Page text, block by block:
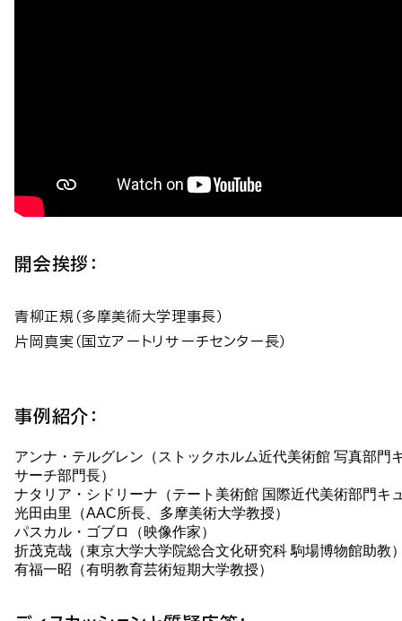
開会挨拶：
青柳正規（多摩美術大学理事長）
片岡真実（国立アートリサーチセンター長）
事例紹介：
アンナ・テルグレン（ストックホルム近代美術館 写真部門
サーチ部門長）
ナタリア・シドリーナ（テート美術館 国際近代美術部門キ
光田由里（AAC所長、多摩美術大学教授）
パスカル・ゴブロ（映像作家）
折茂克哉（東京大学大学院総合文化研究科 駒場博物館助教
有福一昭（有明教育芸術短期大学教授）